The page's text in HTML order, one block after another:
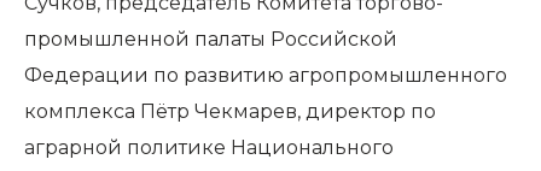
промышленной палаты Российской
Федерации по развитию агропромышленного
комплекса Пётр Чекмарев, директор по
аграрной политике Национального